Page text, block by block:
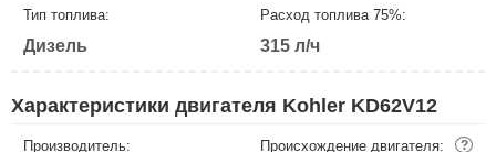
Тип топлива:
Дизель
Расход топлива 75%:
315 л/ч
Характеристики двигателя Kohler KD62V12
Производитель: Происхождение двигателя: ?